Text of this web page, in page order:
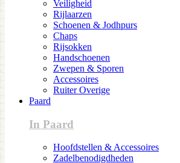
Veiligheid
Rijlaarzen
Schoenen & Jodhpurs
Chaps
Rijsokken
Handschoenen
Zwepen & Sporen
Accessoires
Ruiter Overige
Paard
In Paard
Hoofdstellen & Accessoires
Zadelbenodigdheden